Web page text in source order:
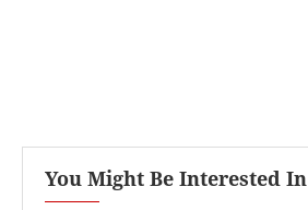
You Might Be Interested In